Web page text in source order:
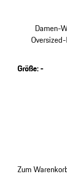
Damen-
Größe:-
Zum